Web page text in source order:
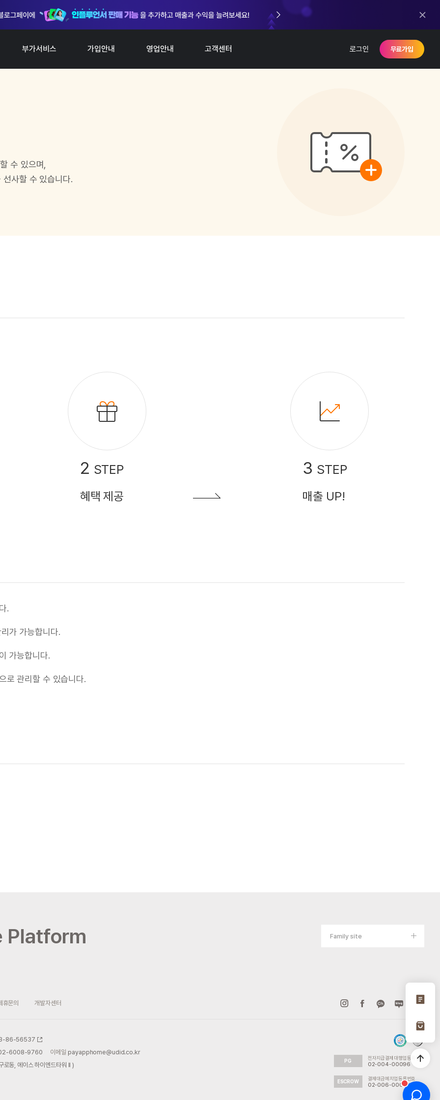
부가서비스 가입안내 영업안내 고객센터 로그인 무료가입
할 수 있으며,
사할 수 있습니다.
2 STEP
혜택 제공
3 STEP
매출 UP!
.
가 가능합니다.
가능합니다.
로 관리할 수 있습니다.
Platform Family site
휴문의 개발자센터
86-56537
6008-9760
이메일 payapphome@udid.co.kr
동, 에이스 하이엔드타워 II )
PG 전자지급결제대행업등록번호
02-004-00096
ESCROW 결제대금예치업등록번호
02-006-00035